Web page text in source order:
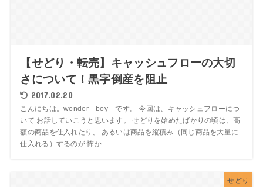
【せどり・転売】キャッシュフローの大切
さについて！黒字倒産を阻止
2017.02.20
こんにちは。wonder boy です。 今回は、キャッシュフローにつ
いて お話していこうと思います。 せどりを始めたばかりの頃は、高
額の商品を仕入れたり、 あるいは商品を縦積み（同じ商品を大量に
仕入れる）するのが 怖か...
せどり